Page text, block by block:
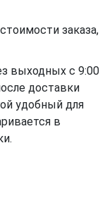
заказа,
выходных с 9:00
доставки
удобный для
в